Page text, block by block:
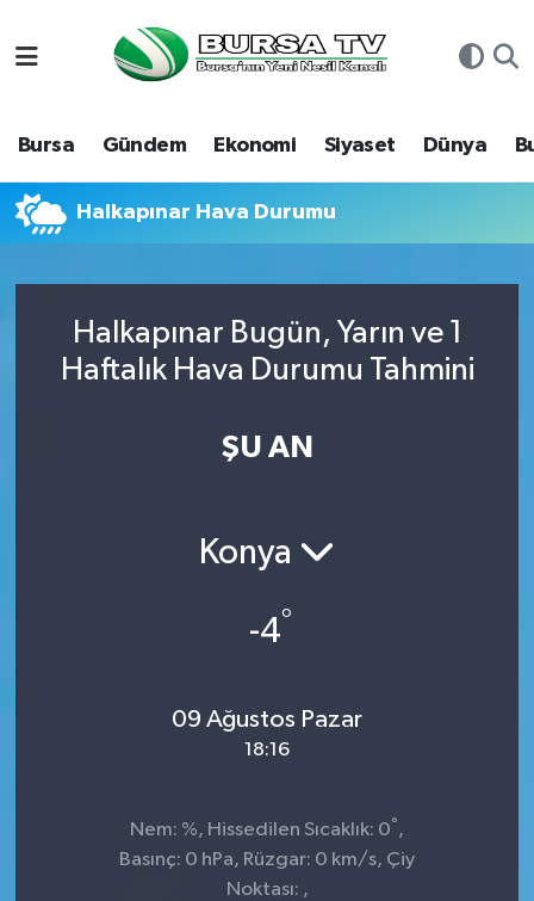
Bursa Gündem Ekonomi Siyaset Dünya
Halkapınar Hava Durumu
Halkapınar Bugün, Yarın ve 1
Haftalık Hava Durumu Tahmini
ŞU AN
Konya
-4°
09 Ağustos Pazar
18:16
Nem: %, Hissedilen Sıcaklık: 0° ,
Basınç: 0 hPa, Rüzgar: 0 km/s, Çiy
Noktası: ,
Bursa
Dünya
Ekonomi
Türkiye
Hava Durumu
Namaz Vakitleri
Süper Lig Puan Durumu ve Fikstür
Son Dakika Haberleri